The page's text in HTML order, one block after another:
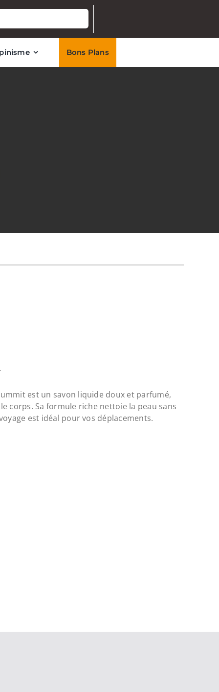
Bons Plans
est un savon liquide doux et parfumé,
corps. Sa formule riche nettoie la peau sans
est idéal pour vos déplacements.